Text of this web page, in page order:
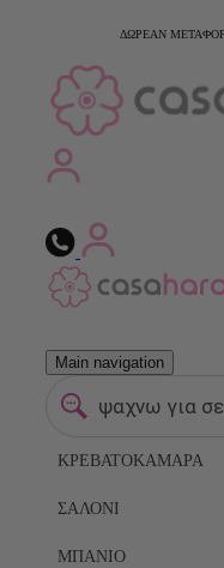
ΔΩΡΕΑΝ
Main navigation
ψαχνω για
ΚΡΕΒΑΤΟΚΆΜΑΡΑ
ΣΑΛΌΝΙ
ΜΠΆΝΙΟ